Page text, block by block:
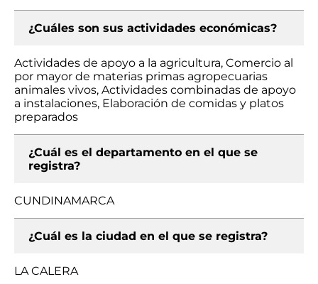
¿Cuáles son sus actividades económicas?
Actividades de apoyo a la agricultura, Comercio al
por mayor de materias primas agropecuarias
animales vivos, Actividades combinadas de apoyo
a instalaciones, Elaboración de comidas y platos
preparados
¿Cuál es el departamento en el que se
registra?
CUNDINAMARCA
¿Cuál es la ciudad en el que se registra?
LA CALERA